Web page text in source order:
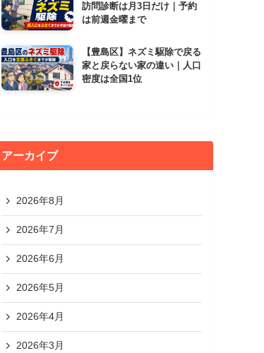
訪問診断は月3日だけ｜予約
は前週金曜まで
【豊島区】ネズミ駆除で戻る
家と戻らない家の違い｜人口
密度は全国1位
アーカイブ
2026年8月
2026年7月
2026年6月
2026年5月
2026年4月
2026年3月